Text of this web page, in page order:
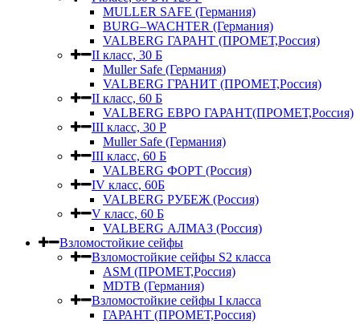
MULLER SAFE (Германия)
BURG–WACHTER (Германия)
VALBERG ГАРАНТ (ПРОМЕТ,Россия)
II класс, 30 Б
Muller Safe (Германия)
VALBERG ГРАНИТ (ПРОМЕТ,Россия)
II класс, 60 Б
VALBERG ЕВРО ГАРАНТ(ПРОМЕТ,Россия)
III класс, 30 Р
Muller Safe (Германия)
III класс, 60 Б
VALBERG ФОРТ (Россия)
IV класс, 60Б
VALBERG РУБЕЖ (Россия)
V класс, 60 Б
VALBERG АЛМАЗ (Россия)
Взломостойкие сейфы
Взломостойкие сейфы S2 класса
ASM (ПРОМЕТ,Россия)
MDTB (Германия)
Взломостойкие сейфы I класса
ГАРАНТ (ПРОМЕТ,Россия)